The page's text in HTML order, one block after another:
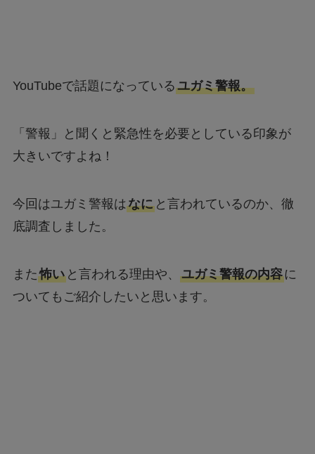
YouTubeで話題になっているユガミ警報。
「警報」と聞くと緊急性を必要としている印象が
大きいですよね！
今回はユガミ警報はなにと言われているのか、徹
底調査しました。
また怖いと言われる理由や、 ユガミ警報の内容に
ついてもご紹介したいと思います。